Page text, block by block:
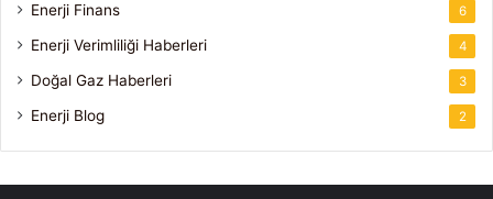
Enerji Finans 6
Enerji Verimliliği Haberleri 4
Doğal Gaz Haberleri 3
Enerji Blog 2